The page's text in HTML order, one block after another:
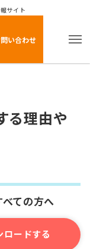
サイト
い合わせ
る理由や
ての方へ
ロードする